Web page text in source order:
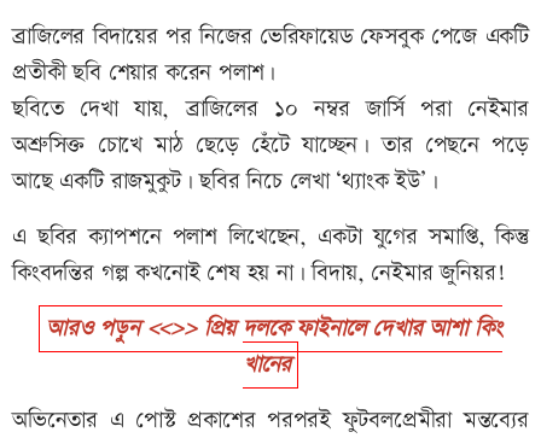
ব্রাজিলের বিদায়ের পর নিজের ভেরিফায়েড ফেসবুক পেজে একটি
প্রতীকী ছবি শেয়ার করেন পলাশ।
ছবিতে দেখা যায়, ব্রাজিলের ১০ নম্বর জার্সি পরা নেইমার
অশ্রুসিক্ত চোখে মাঠ ছেড়ে হেঁটে যাচ্ছেন। তার পেছনে পড়ে
আছে একটি রাজমুকুট। ছবির নিচে লেখা ‘থ্যাংক ইউ’।
এ ছবির ক্যাপশনে পলাশ লিখেছেন, একটা যুগের সমাপ্তি, কিন্তু
কিংবদন্তির গল্প কখনোই শেষ হয় না। বিদায়, নেইমার জুনিয়র!
আরও পড়ুন <<>> প্রিয় দলকে ফাইনালে দেখার আশা কিং
খানের
অভিনেতার এ পোস্ট প্রকাশের পরপরই ফুটবলপ্রেমীরা মন্তব্যের